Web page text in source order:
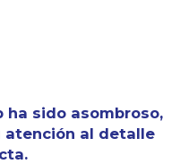
ha sido asombroso,
atención al detalle